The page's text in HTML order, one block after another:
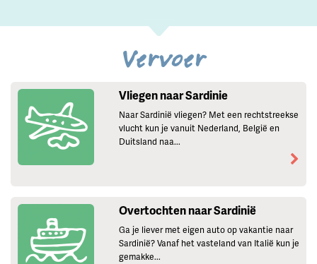
Vervoer
Vliegen naar Sardinie
Naar Sardinië vliegen? Met een rechtstreekse
vlucht kun je vanuit Nederland, België en
Duitsland naa...
Overtochten naar Sardinië
Ga je liever met eigen auto op vakantie naar
Sardinië? Vanaf het vasteland van Italië kun je
gemakke...